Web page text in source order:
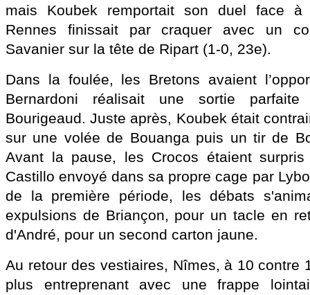
mais Koubek remportait son duel face à
Rennes finissait par craquer avec un
Savanier sur la tête de Ripart (1-0, 23e).
Dans la foulée, les Bretons avaient
Bernardoni réalisait une sortie
Bourigeaud. Juste après, Koubek était
sur une volée de Bouanga puis un tir de
Avant la pause, les Crocos étaient
Castillo envoyé dans sa propre cage par
de la première période, les débats
expulsions de Briançon, pour un tacle en
d'André, pour un second carton jaune.
Au retour des vestiaires, Nîmes, à 10 contre
plus entreprenant avec une frappe